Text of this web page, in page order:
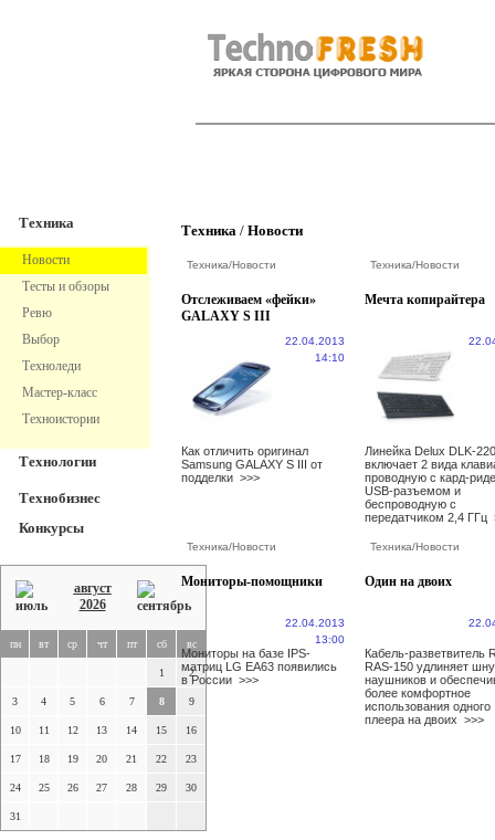
Техника
Новости
Тесты и обзоры
Ревю
Выбор
Техноледи
Мастер-класс
Техноистории
Технологии
Технобизнес
Конкурсы
август
2026
пн вт ср чт пт сб вс
1 2
3 4 5 6 7 8 9
10 11 12 13 14 15 16
17 18 19 20 21 22 23
24 25 26 27 28 29 30
31
Техника / Новости
Техника/Новости
Отслеживаем «фейки»
GALAXY S III
22.04.2013
14:10
Как отличить оригинал
Samsung GALAXY S III от
подделки >>>
Техника/Новости
Мечта копирайтера
Линейка Delux DLK-
включает 2 вида
проводную с кард-
USB-разъемом и
беспроводную с
передатчиком 2,4 ГГц
Техника/Новости
Мониторы-помощники
22.04.2013
13:00
Мониторы на базе IPS-
матриц LG EA63 появились
в России >>>
Техника/Новости
Один на двоих
Кабель-разветвитель
RAS-150 удлиняет
наушников и
более комфортное
использования одного
плеера на двоих >>>